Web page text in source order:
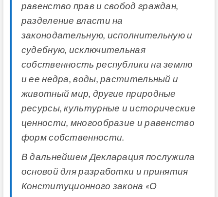
равенство прав и свобод граждан,
разделение власти на
законодательную, исполнительную и
судебную, исключительная
собственность республики на землю
и ее недра, воды, растительный и
животный мир, другие природные
ресурсы, культурные и исторические
ценности, многообразие и равенство
форм собственности.
В дальнейшем Декларация послужила
основой для разработки и принятия
Конституционного закона «О